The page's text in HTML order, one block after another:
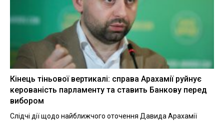
Кінець тіньової вертикалі: справа Арахамії руйнує
керованість парламенту та ставить Банкову перед
вибором
Слідчі дії щодо найближчого оточення Давида Арахамії